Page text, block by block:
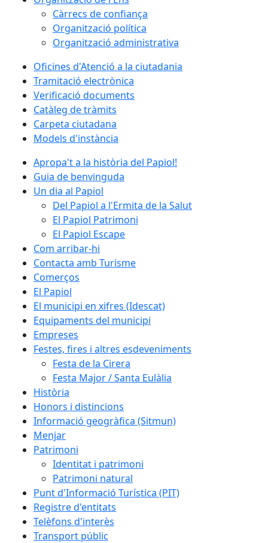
Càrrecs de confiança
Organització política
Organització administrativa
Oficines d'Atenció a la ciutadania
Tramitació electrònica
Verificació documents
Catàleg de tràmits
Carpeta ciutadana
Models d'instància
Apropa't a la història del Papiol!
Guia de benvinguda
Un dia al Papiol
Del Papiol a l'Ermita de la Salut
El Papiol Patrimoni
El Papiol Escape
Com arribar-hi
Contacta amb Turisme
Comerços
El Papiol
El municipi en xifres (Idescat)
Equipaments del municipi
Empreses
Festes, fires i altres esdeveniments
Festa de la Cirera
Festa Major / Santa Eulàlia
Història
Honors i distincions
Informació geogràfica (Sitmun)
Menjar
Patrimoni
Identitat i patrimoni
Patrimoni natural
Punt d'Informació Turística (PIT)
Registre d'entitats
Telèfons d'interès
Transport públic